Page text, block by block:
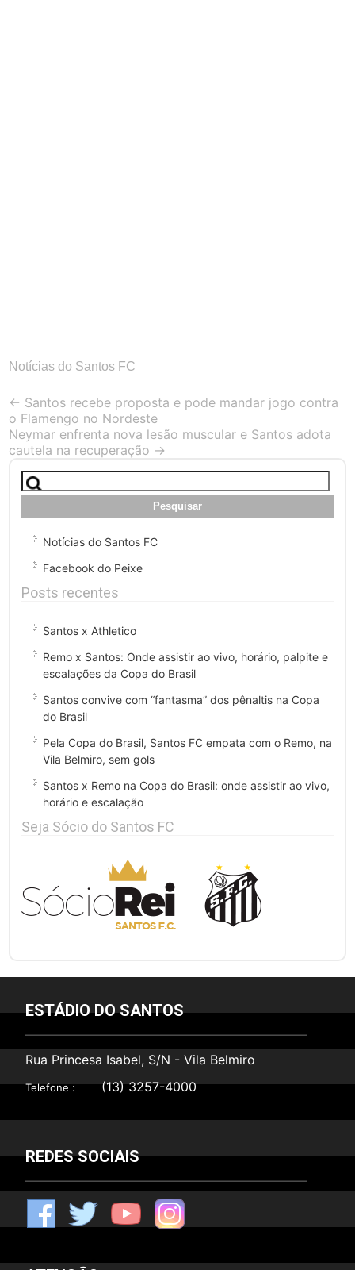
Notícias do Santos FC
Post
navigation
← Santos recebe proposta e pode mandar jogo contra
o Flamengo no Nordeste
Neymar enfrenta nova lesão muscular e Santos adota
cautela na recuperação →
Pesquisar
por:
Notícias do Santos FC
Facebook do Peixe
Posts recentes
Santos x Athletico
Remo x Santos: Onde assistir ao vivo, horário, palpite e
escalações da Copa do Brasil
Santos convive com “fantasma” dos pênaltis na Copa
do Brasil
Pela Copa do Brasil, Santos FC empata com o Remo, na
Vila Belmiro, sem gols
Santos x Remo na Copa do Brasil: onde assistir ao vivo,
horário e escalação
Seja Sócio do Santos FC
ESTÁDIO DO SANTOS
Rua Princesa Isabel, S/N - Vila Belmiro
Telefone : (13) 3257-4000
REDES SOCIAIS
F Y I